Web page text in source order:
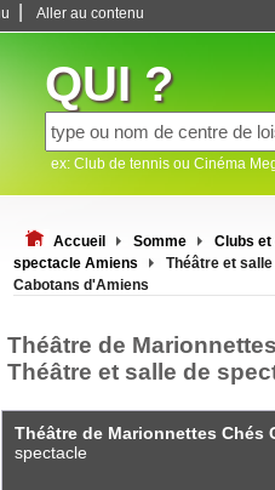
Aller au contenu
QUI ?
ex: Club de tennis ou Cinéma
Accueil Somme Clubs
spectacle Amiens
Théâtre et
Cabotans d'Amiens
Théâtre de
Théâtre et salle de
Théâtre de Marionnettes Chés
spectacle